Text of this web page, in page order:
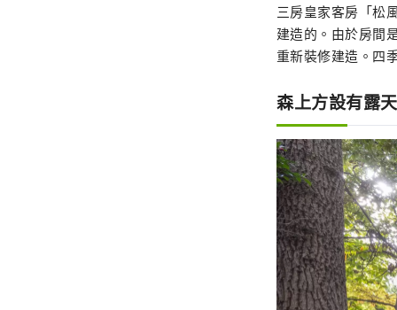
三房皇家客房「松
建造的。由於房間
重新裝修建造。四
森上方設有露